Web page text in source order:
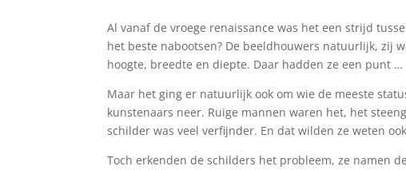
Al vanaf de vroege renaissance was het een strijd
het beste nabootsen? De beeldhouwers natuurlijk, zij
hoogte, breedte en diepte. Daar hadden ze een punt …
Maar het ging er natuurlijk ook om wie de meeste
kunstenaars neer. Ruige mannen waren het, het
schilder was veel verfijnder. En dat wilden ze weten
Toch erkenden de schilders het probleem, ze namen